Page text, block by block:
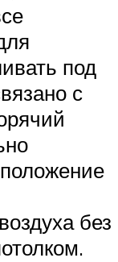
под
с
без